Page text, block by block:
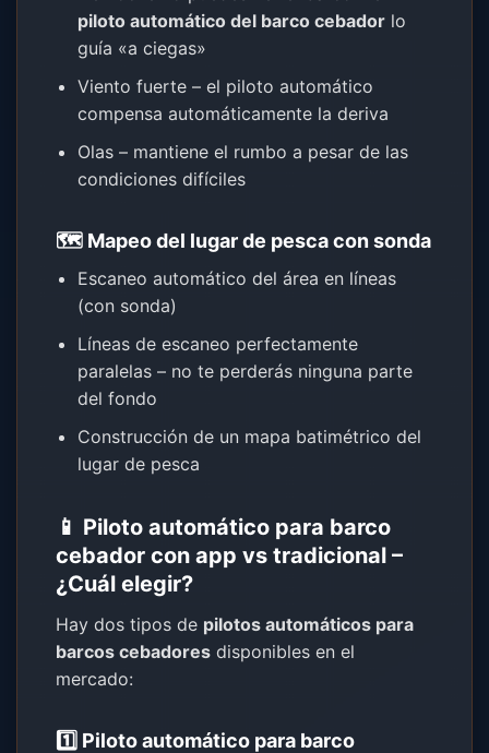
piloto automático del barco cebador lo
guía «a ciegas»
Viento fuerte – el piloto automático
compensa automáticamente la deriva
Olas – mantiene el rumbo a pesar de las
condiciones difíciles
🗺️ Mapeo del lugar de pesca con sonda
Escaneo automático del área en líneas
(con sonda)
Líneas de escaneo perfectamente
paralelas – no te perderás ninguna parte
del fondo
Construcción de un mapa batimétrico del
lugar de pesca
📱 Piloto automático para barco
cebador con app vs tradicional –
¿Cuál elegir?
Hay dos tipos de pilotos automáticos para
barcos cebadores disponibles en el
mercado:
1️⃣ Piloto automático para barco